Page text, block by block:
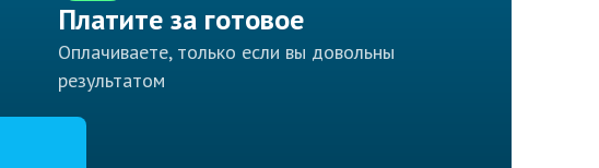
Платите за готовое
Оплачиваете, только если вы довольны
результатом